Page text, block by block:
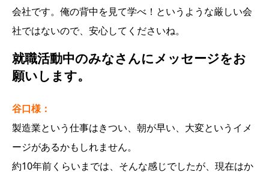
会社です。俺の背中を見て学べ！というような厳しい会
社ではないので、安心してくださいね。
就職活動中のみなさんにメッセージをお
願いします。
谷口様：
製造業という仕事はきつい、朝が早い、大変というイメ
ージがあるかもしれません。
約10年前くらいまでは、そんな感じでしたが、現在はか